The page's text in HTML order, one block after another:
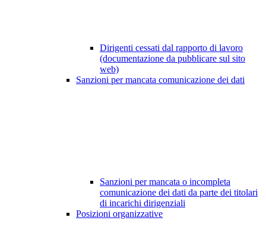
Dirigenti cessati dal rapporto di lavoro
(documentazione da pubblicare sul sito
web)
Sanzioni per mancata comunicazione dei dati
Sanzioni per mancata o incompleta
comunicazione dei dati da parte dei titolari
di incarichi dirigenziali
Posizioni organizzative